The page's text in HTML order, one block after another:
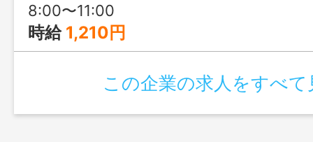
8:00〜11:00
時給 1,210円
この企業の求人をすべて